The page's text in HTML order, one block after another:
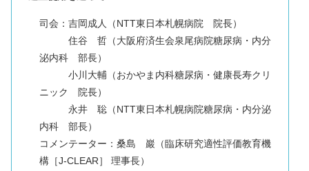
司会：吉岡成人（NTT東日本札幌病院 院長）
住谷 哲（大阪府済生会泉尾病院糖尿病・内分
泌内科 部長）
小川大輔（おかやま内科糖尿病・健康長寿クリ
ニック 院長）
永井 聡（NTT東日本札幌病院糖尿病・内分泌
内科 部長）
コメンテーター：桑島 巖（臨床研究適性評価教育機
構［J-CLEAR］ 理事長）